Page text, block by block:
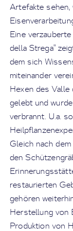
Artefakte sehen,
Eine
della Strega"
dem sich
miteinander
Hexen des Valle
gelebt und
verbrannt. U.a.
Gleich nach
den
restaurierten
gehören
Herstellung von
Produktion von